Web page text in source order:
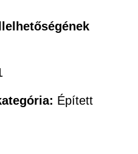
Épített